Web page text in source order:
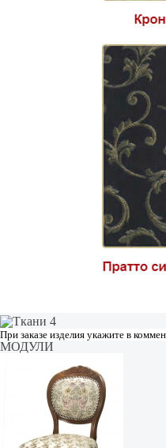
При заказе изделия укажите в
МОДУЛИ